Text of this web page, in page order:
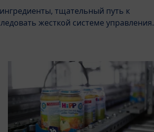
тщательный путь к
жесткой системе управления.